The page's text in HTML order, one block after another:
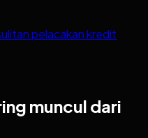
pelacakan kredit
muncul dari